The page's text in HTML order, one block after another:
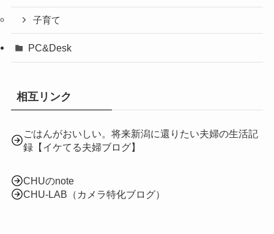
子育て
PC&Desk
相互リンク
ごはんがおいしい。将来新潟に還りたい夫婦の生活記
録【イケてる夫婦ブログ】
CHUのnote
CHU-LAB（カメラ特化ブログ）